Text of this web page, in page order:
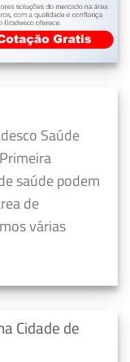
Saúde
saúde podem
de
várias
Cidade de